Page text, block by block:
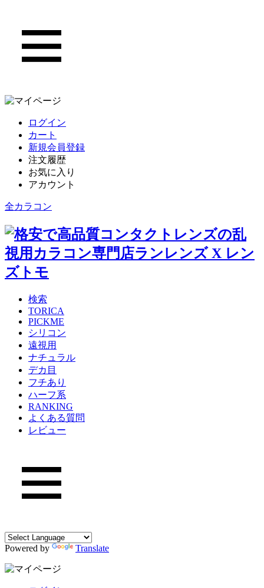
ログイン
カート
新規会員登録
注文履歴
お気に入り
アカウント
全カラコン
検索
TORICA
PICKME
シリコン
遠視用
ナチュラル
デカ目
フチあり
ハーフ系
RANKING
よくある質問
レビュー
Powered by Translate